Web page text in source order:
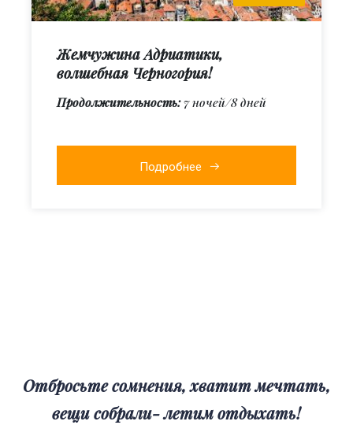
Жемчужина Адриатики,
волшебная Черногория!
Продолжительность:7 ночей/8 дней
Подробнее
Отбросьте сомнения, хватит мечтать,
вещи собрали- летим отдыхать!